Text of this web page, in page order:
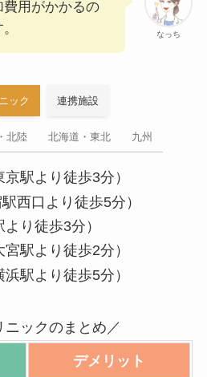
なっち
用がかかるの
ック 連携施設
北陸 北海道・東北 九州
駅より徒歩3分）
西口より徒歩5分）
り徒歩3分）
駅より徒歩2分）
駅より徒歩5分）
ニックのまとめ／
デメリット